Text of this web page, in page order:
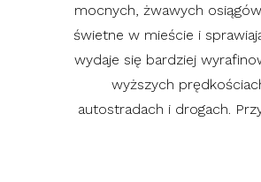
mocnych, żwawych
świetne w mieście i
wydaje się bardziej
wyższych
autostradach i drogach.